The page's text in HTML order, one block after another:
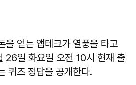
을 얻는 앱테크가 열풍을 타고
26일 화요일 오전 10시 현재 출
퀴즈 정답을 공개한다.